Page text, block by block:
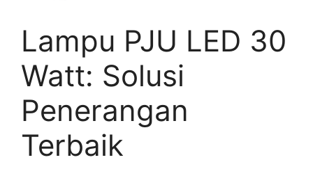
Lampu PJU LED 30
Watt: Solusi
Penerangan
Terbaik